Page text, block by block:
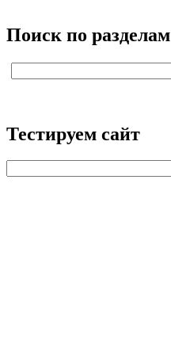
Поиск по разделам
Тестируем сайт